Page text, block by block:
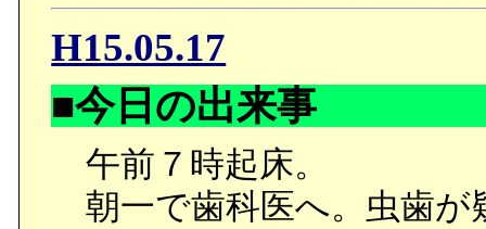
H15.05.17
■今日の出来事
午前７時起床。
朝一で歯科医へ。虫歯が